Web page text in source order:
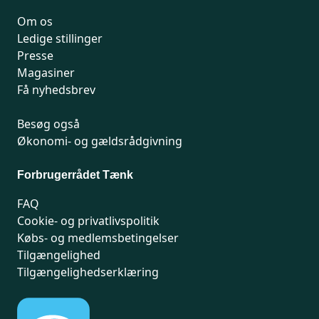
Om os
Ledige stillinger
Presse
Magasiner
Få nyhedsbrev
Besøg også
Økonomi- og gældsrådgivning
Forbrugerrådet Tænk
FAQ
Cookie- og privatlivspolitik
Købs- og medlemsbetingelser
Tilgængelighed
Tilgængelighedserklæring